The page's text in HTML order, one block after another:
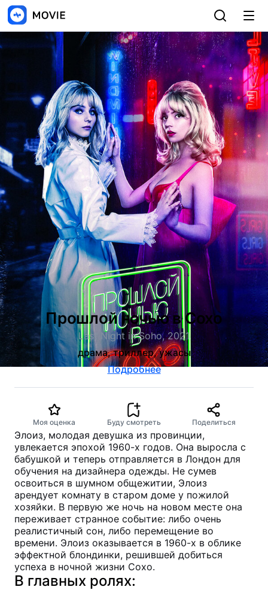
Прошлой ночью в Сохо
Last Night in Soho, 2021
драма, триллер, ужасы
Подробнее
Моя оценка Буду смотреть Поделиться
Элоиз, молодая девушка из провинции,
увлекается эпохой 1960-х годов. Она выросла с
бабушкой и теперь отправляется в Лондон для
обучения на дизайнера одежды. Не сумев
освоиться в шумном общежитии, Элоиз
арендует комнату в старом доме у пожилой
хозяйки. В первую же ночь на новом месте она
переживает странное событие: либо очень
реалистичный сон, либо перемещение во
времени. Элоиз оказывается в 1960-х в облике
эффектной блондинки, решившей добиться
успеха в ночной жизни Сохо.
В главных ролях: